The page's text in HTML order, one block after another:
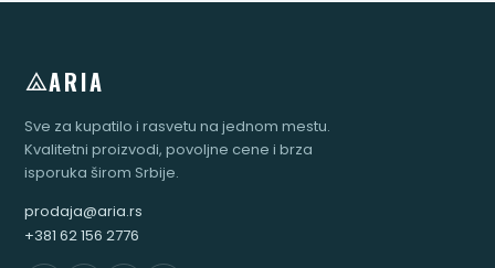
ARIA
Sve za kupatilo i rasvetu na jednom mestu.
Kvalitetni proizvodi, povoljne cene i brza
isporuka širom Srbije.
prodaja@aria.rs
+381 62 156 2776